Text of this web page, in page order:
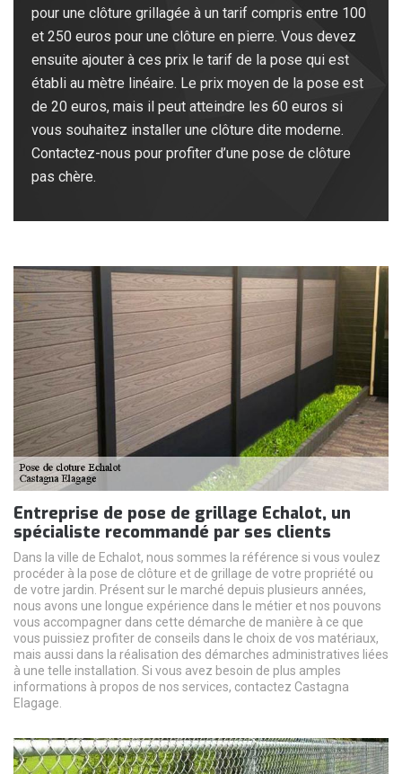
pour une clôture grillagée à un tarif compris entre 100
et 250 euros pour une clôture en pierre. Vous devez
ensuite ajouter à ces prix le tarif de la pose qui est
établi au mètre linéaire. Le prix moyen de la pose est
de 20 euros, mais il peut atteindre les 60 euros si
vous souhaitez installer une clôture dite moderne.
Contactez-nous pour profiter d’une pose de clôture
pas chère.
Entreprise de pose de grillage Echalot, un
spécialiste recommandé par ses clients
Dans la ville de Echalot, nous sommes la référence si vous voulez
procéder à la pose de clôture et de grillage de votre propriété ou
de votre jardin. Présent sur le marché depuis plusieurs années,
nous avons une longue expérience dans le métier et nos pouvons
vous accompagner dans cette démarche de manière à ce que
vous puissiez profiter de conseils dans le choix de vos matériaux,
mais aussi dans la réalisation des démarches administratives liées
à une telle installation. Si vous avez besoin de plus amples
informations à propos de nos services, contactez Castagna
Elagage.